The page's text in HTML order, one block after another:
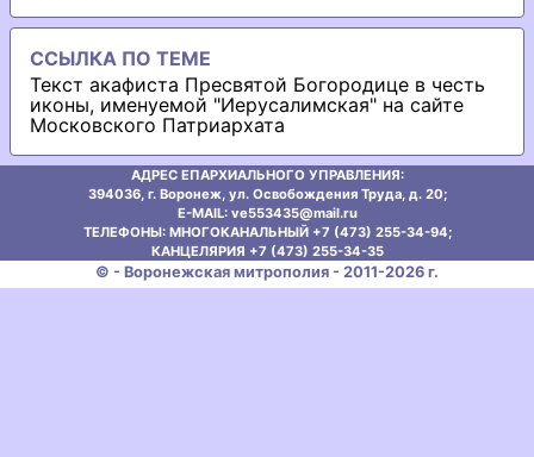
ССЫЛКА ПО ТЕМЕ
Текст акафиста Пресвятой Богородице в честь
иконы, именуемой "Иерусалимская" на сайте
Московского Патриархата
АДРЕС ЕПАРХИАЛЬНОГО УПРАВЛЕНИЯ:
394036, г. Воронеж, ул. Освобождения Труда, д. 20;
E-MAIL: ve553435@mаil.ru
ТЕЛЕФОНЫ: МНОГОКАНАЛЬНЫЙ +7 (473) 255-34-94;
КАНЦЕЛЯРИЯ +7 (473) 255-34-35
© - Воронежская митрополия - 2011-2026 г.